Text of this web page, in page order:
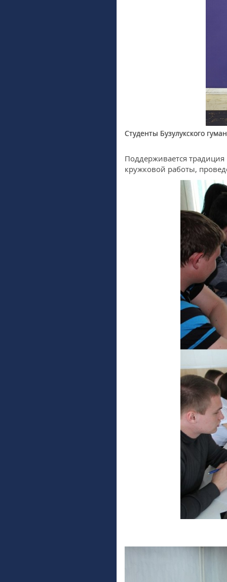
Студенты Бузулукского
Поддерживается
кружковой работы,